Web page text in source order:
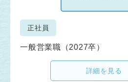
正社員
一般営業職（2027卒）
詳細を見る